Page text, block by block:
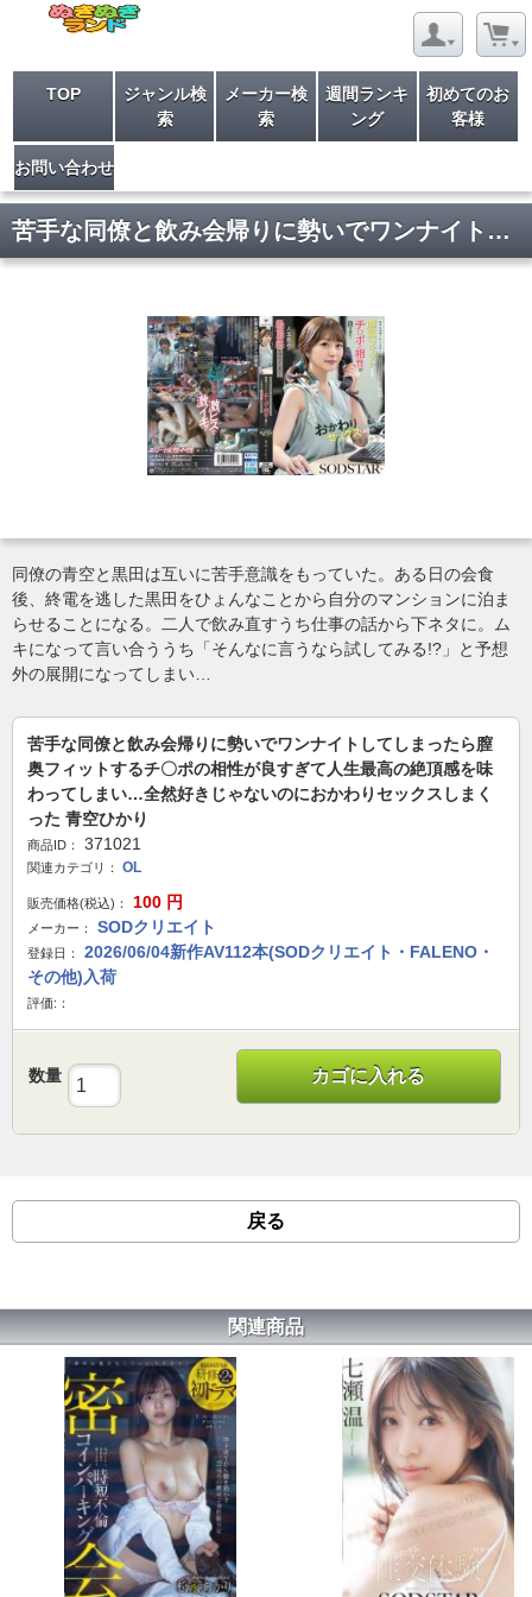
TOP
ジャンル検
索
メーカー検
索
週間ランキ
ング
初めてのお
客様
お問い合わせ
苦手な同僚と飲み会帰りに勢いでワンナイトしてしまったら膣奥フィットするチ〇ポの相性が良すぎて人生最高の絶頂感を味わってしまい…全然好きじゃないのにおかわりセックスしまくった 青空ひかり
同僚の青空と黒田は互いに苦手意識をもっていた。ある日の会食
後、終電を逃した黒田をひょんなことから自分のマンションに泊ま
らせることになる。二人で飲み直すうち仕事の話から下ネタに。ム
キになって言い合ううち「そんなに言うなら試してみる!?」と予想
外の展開になってしまい…
苦手な同僚と飲み会帰りに勢いでワンナイトしてしまったら膣
奥フィットするチ〇ポの相性が良すぎて人生最高の絶頂感を味
わってしまい…全然好きじゃないのにおかわりセックスしまく
った 青空ひかり
商品ID： 371021
関連カテゴリ： OL
販売価格(税込)： 100 円
メーカー： SODクリエイト
登録日：
2026/06/04新作AV112本(SODクリエイト・FALENO・
その他)入荷
評価:：
数量 カゴに入れる
戻る
関連商品